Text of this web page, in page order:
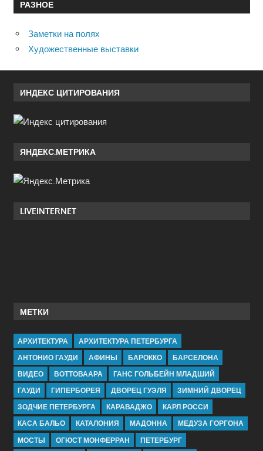
РАЗНОЕ
Заметки на полях
Художественные выставки
ИНДЕКС ЦИТИРОВАНИЯ
ЯНДЕКС.МЕТРИКА
LIVEINTERNET
МЕТКИ
АРХИТЕКТУРА
АРХИТЕКТУРА ПЕТЕРБУРГА
АНТОНИО ГАУДИ
АФИНЫ БАРОККО
БАРСЕЛОНА
ВИДЕО
ВОТТОВААРА
ГАНС ГОЛЬБЕЙН МЛАДШИЙ
ГАУДИ
ГИПЕРБОРЕЯ ДВОРЕЦ ГУЭЛЯ
ЗИМНИЙ ДВОРЕЦ
ЗОДЧИЕ ПЕТЕРБУРГА
КАРАВАДЖО
КАРЛ РОССИ
КАСА БАЛЬО
КАТАЛОНИЯ МАДОННА
МЕДУЗА ГОРГОНА
МОСТЫ
ОГЮСТ МОНФЕРРАН ПЕТЕРБУРГ